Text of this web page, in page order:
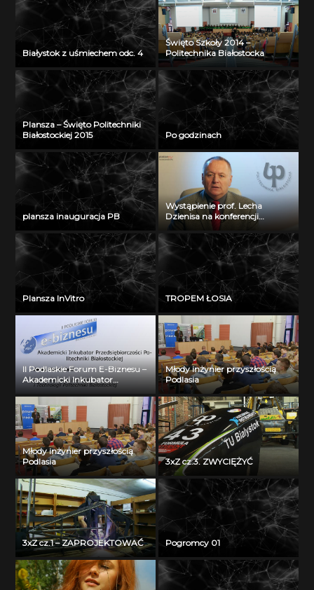
Białystok z uśmiechem odc. 4
Święto Szkoły 2014 –
Politechnika Białostocka
Plansza – Święto Politechniki
Białostockiej 2015
Po godzinach
plansza inauguracja PB
Wystąpienie prof. Lecha
Dzienisa na konferencji
„Integration, partnership and
innovations in civil engineering
and education”
Plansza InVitro TROPEM ŁOSIA
II Podlaskie Forum E-Biznesu –
Akademicki Inkubator
Przedsiębiorczości Politechniki
Białostockiej – Jerzy Muszyński
Młody inżynier przyszłością
Podlasia
Młody inżynier przyszłością
Podlasia
3xZ cz.3. ZWYCIĘŻYĆ
3xZ cz.1 – ZAPROJEKTOWAĆ Pogromcy 01